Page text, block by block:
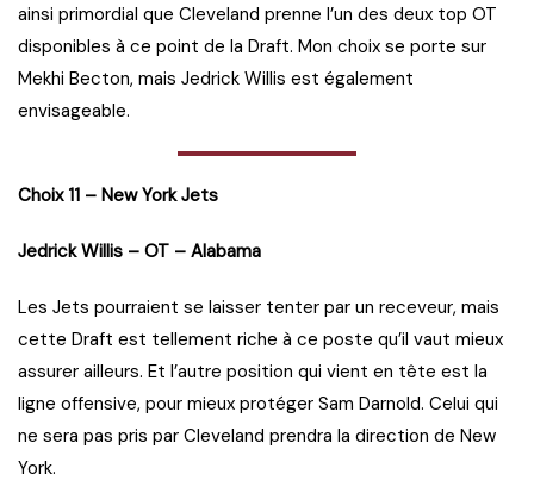
ainsi primordial que Cleveland prenne l’un des deux top OT
disponibles à ce point de la Draft. Mon choix se porte sur
Mekhi Becton, mais Jedrick Willis est également
envisageable.
Choix 11 – New York Jets
Jedrick Willis – OT – Alabama
Les Jets pourraient se laisser tenter par un receveur, mais
cette Draft est tellement riche à ce poste qu’il vaut mieux
assurer ailleurs. Et l’autre position qui vient en tête est la
ligne offensive, pour mieux protéger Sam Darnold. Celui qui
ne sera pas pris par Cleveland prendra la direction de New
York.